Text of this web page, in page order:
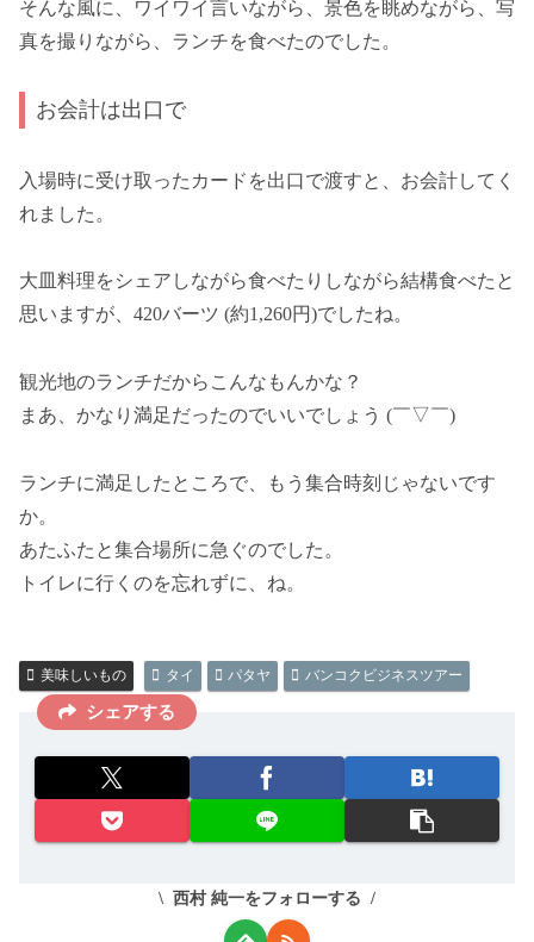
そんな風に、ワイワイ言いながら、景色を眺めながら、写
真を撮りながら、ランチを食べたのでした。
お会計は出口で
入場時に受け取ったカードを出口で渡すと、お会計してく
れました。
大皿料理をシェアしながら食べたりしながら結構食べたと
思いますが、420バーツ (約1,260円)でしたね。
観光地のランチだからこんなもんかな？
まあ、かなり満足だったのでいいでしょう (￣▽￣)
ランチに満足したところで、もう集合時刻じゃないです
か。
あたふたと集合場所に急ぐのでした。
トイレに行くのを忘れずに、ね。
美味しいもの タイ パタヤ バンコクビジネスツアー
シェアする
西村 純一をフォローする